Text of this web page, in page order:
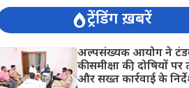
ट्रेंडिंग ख़बरें
अल्पसंख्यक आयोग ने
की समीक्षा की, दोषियों पर
और सख्त कार्रवाई के